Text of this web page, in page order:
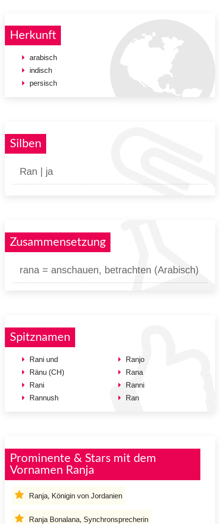
Herkunft
arabisch
indisch
persisch
Silben
Ran | ja
Zusammensetzung
rana = anschauen, betrachten (Arabisch)
Spitznamen
Rani und
Ränu (CH)
Rani
Rannush
Ranjo
Rana
Ranni
Ran
Prominente & Stars mit dem
Vornamen Ranja
Ranja, Königin von Jordanien
Ranja Bonalana, Synchronsprecherin